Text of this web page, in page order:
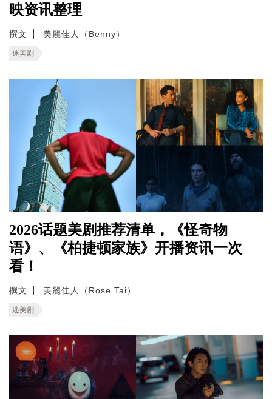
映资讯整理
撰文 美麗佳人（Benny）
迷美剧
2026话题美剧推荐清单，《怪奇物
语》、《柏捷顿家族》开播资讯一次
看！
撰文 美麗佳人（Rose Tai）
迷美剧